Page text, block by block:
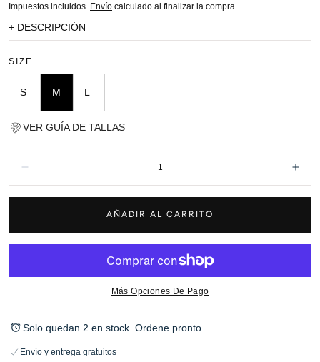
regular
price
Impuestos incluidos. Envío calculado al finalizar la compra.
+ DESCRIPCIÓN
SIZE
S M L
VER GUÍA DE TALLAS
AÑADIR AL CARRITO
Más Opciones De Pago
Solo quedan 2 en stock. Ordene pronto.
Envío y entrega gratuitos